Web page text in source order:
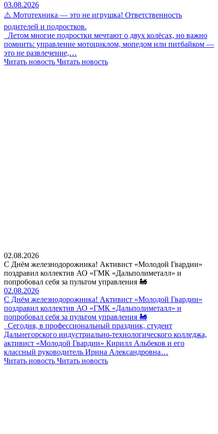
03.08.2026
⚠️ Мототехника — это не игрушка! Ответственность
родителей и подростков.
Летом многие подростки мечтают о двух колёсах, но важно
помнить: управление мотоциклом, мопедом или питбайком —
это не развлечение,…
Читать новость Читать новость
02.08.2026
С Днём железнодорожника! Активист «Молодой Гвардии»
поздравил коллектив АО «ГМК «Дальполиметалл» и
попробовал себя за пультом управления 🚂
02.08.2026
С Днём железнодорожника! Активист «Молодой Гвардии»
поздравил коллектив АО «ГМК «Дальполиметалл» и
попробовал себя за пультом управления 🚂
Сегодня, в профессиональный праздник, студент
Дальнегорского индустриально-технологического колледжа,
активист «Молодой Гвардии» Кирилл Альбеков и его
классный руководитель Ирина Александровна…
Читать новость Читать новость